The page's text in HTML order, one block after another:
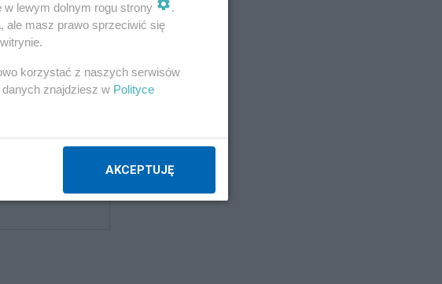
Jego teatr
lewym dolnym rogu strony
.
ale masz prawo sprzeciwić się
korzystać z naszych serwisów
znajdziesz w Polityce
AKCEPTUJĘ